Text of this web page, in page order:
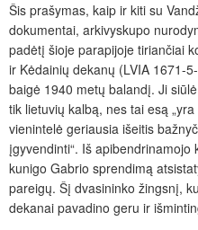
Šis prašymas, kaip ir kiti su
dokumentai, arkivyskupo
padėtį šioje parapijoje tiriančiai
ir Kėdainių dekanų (LVIA 1671-
baigė 1940 metų balandį. Ji
tik lietuvių kalbą, nes tai esą
vienintelė geriausia išeitis
įgyvendinti“. Iš
kunigo Gabrio sprendimą
pareigų. Šį dvasininko žingsnį,
dekanai pavadino geru ir